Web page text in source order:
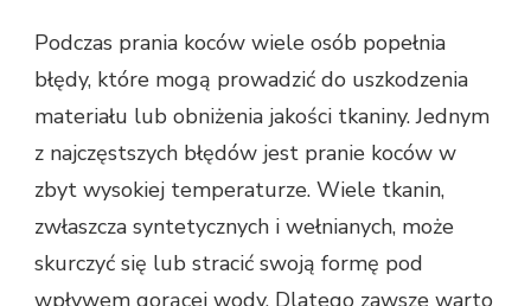
Podczas prania koców wiele osób popełnia
błędy, które mogą prowadzić do uszkodzenia
materiału lub obniżenia jakości tkaniny. Jednym
z najczęstszych błędów jest pranie koców w
zbyt wysokiej temperaturze. Wiele tkanin,
zwłaszcza syntetycznych i wełnianych, może
skurczyć się lub stracić swoją formę pod
wpływem gorącej wody. Dlatego zawsze warto